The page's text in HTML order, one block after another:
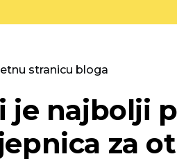
stranicu bloga
je najbolji
za